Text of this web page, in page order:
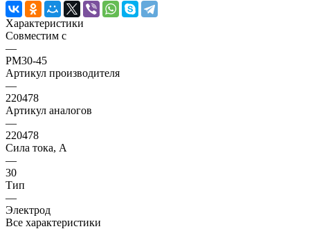
Характеристики
Совместим с
—
PM30-45
Артикул производителя
—
220478
Артикул аналогов
—
220478
Сила тока, А
—
30
Тип
—
Электрод
Все характеристики